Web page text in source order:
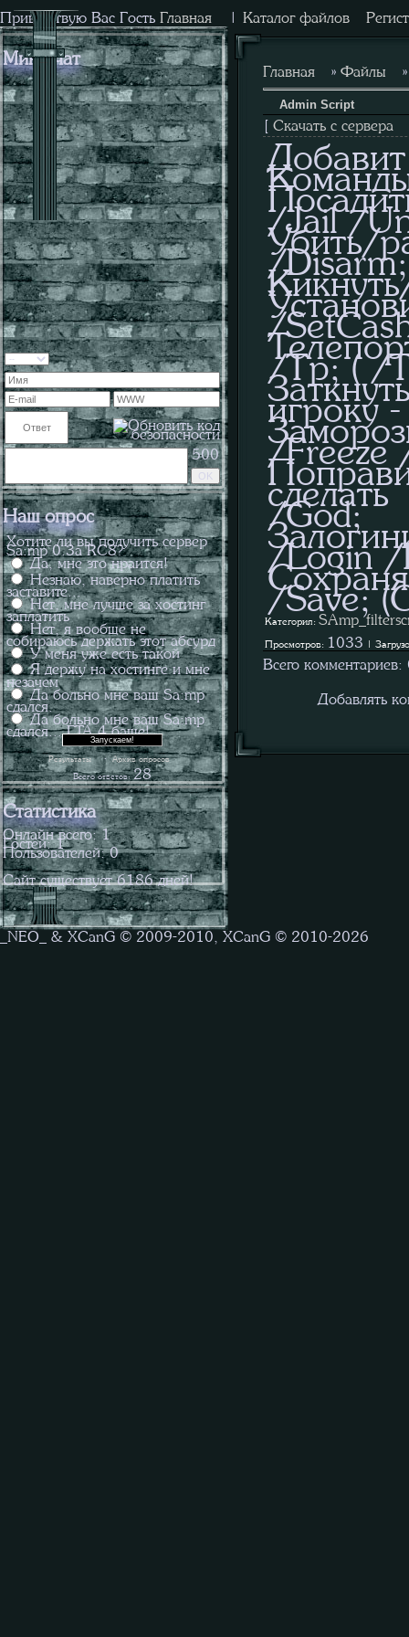
Приветствую Вас Гость Главная Каталог файлов
Мини-чат
500
Наш опрос
Хотите ли вы получить сервер
Sa:mp 0.3a RC8?
Да, мне это нраится!
Незнаю, наверно платить
заставите...
Нет, мне лучше за хостинг
заплатить
Нет, я вообще не
собираюсь держать этот абсурд
У меня уже есть такой
Я держу на хостинге и мне
незачем
Да больно мне ваш Sa:mp
сдался.
Да больно мне ваш Sa:mp
сдался... ГТА 4 баще!
Результаты ·Архив опросов
Всего ответов:28
Статистика
Онлайн всего: 1
Гостей:1
Пользователей:0
Сайт существует6186дней!
Главная » Файлы
Admin Script
[ Скачать с сервера
/Jail /
Убить/
/Disarm;
/
/Tp; ( /
игроку
/Freeze
/God;
/Login /
/Save;
Категория:
Просмотров: 1033 |
Всего комментариев:
Добавлять
_NEO_ & XCanG © 2009-2010, XCanG © 2010-2026